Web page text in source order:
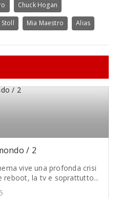
Chuck Hogan
Mia Maestro Alias
/ 2
vive una profonda crisi
reboot, la tv e soprattutto...